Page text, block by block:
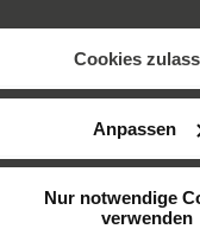
Cookies
Anpassen
Nur notwendige
verwenden
ULTEE